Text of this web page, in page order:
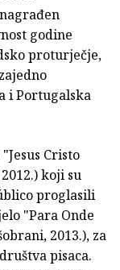
godine
proturječje,
i Portugalska
Cristo
koji su
proglasili
"Para Onde
2013.), za
pisaca.